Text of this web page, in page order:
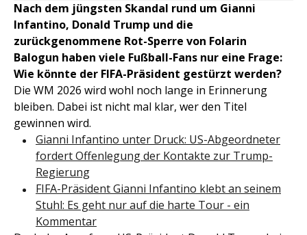
Nach dem jüngsten Skandal rund um Gianni
Infantino, Donald Trump und die
zurückgenommene Rot-Sperre von Folarin
Balogun haben viele Fußball-Fans nur eine Frage:
Wie könnte der FIFA-Präsident gestürzt werden?
Die WM 2026 wird wohl noch lange in Erinnerung
bleiben. Dabei ist nicht mal klar, wer den Titel
gewinnen wird.
Gianni Infantino unter Druck: US-Abgeordneter
fordert Offenlegung der Kontakte zur Trump-
Regierung
FIFA-Präsident Gianni Infantino klebt an seinem
Stuhl: Es geht nur auf die harte Tour - ein
Kommentar